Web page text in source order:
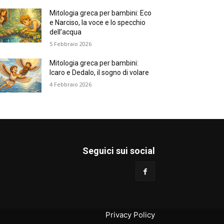
Mitologia greca per bambini: Eco
e Narciso, la voce e lo specchio
dell’acqua
5 Febbraio 2026
Mitologia greca per bambini:
Icaro e Dedalo, il sogno di volare
4 Febbraio 2026
Seguici sui social
Privacy Policy